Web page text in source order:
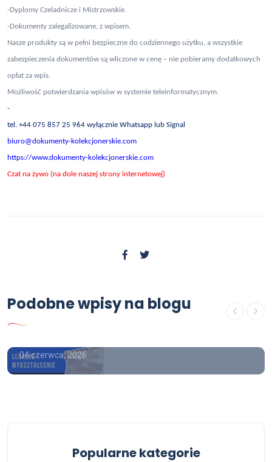
-Dyplomy Czeladnicze i Mistrzowskie.
-Dokumenty zalegalizowane, z wpisem.
Nasze produkty są w pełni bezpieczne do codziennego użytku, a wszystkie
zabezpieczenia dokumentów są wliczone w cenę – nie pobieramy dodatkowych
opłat za wpis.
Możliwość potwierdzania wpisów w systemie teleinformatycznym.
-
tel. +44 075 857 25 964 wyłącznie Whatsapp lub Signal
biuro@dokumenty-kolekcjonerskie.com
https://www.dokumenty-kolekcjonerskie.com
Czat na żywo (na dole naszej strony internetowej)
Podobne wpisy na blogu
OFERTA
Czy można kupić maturę legalnie
04 czerwca, 2026
Popularne kategorie